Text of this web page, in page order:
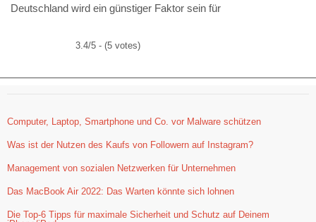
Deutschland wird ein günstiger Faktor sein für
3.4/5 - (5 votes)
Computer, Laptop, Smartphone und Co. vor Malware schützen
Was ist der Nutzen des Kaufs von Followern auf Instagram?
Management von sozialen Netzwerken für Unternehmen
Das MacBook Air 2022: Das Warten könnte sich lohnen
Die Top-6 Tipps für maximale Sicherheit und Schutz auf Deinem